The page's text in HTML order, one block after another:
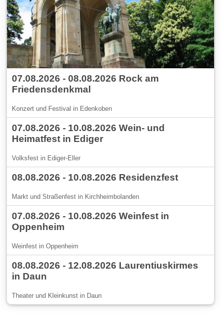
07.08.2026 - 08.08.2026 Rock am
Friedensdenkmal
Konzert und Festival in Edenkoben
07.08.2026 - 10.08.2026 Wein- und
Heimatfest in Ediger
Volksfest in Ediger-Eller
08.08.2026 - 10.08.2026 Residenzfest
Markt und Straßenfest in Kirchheimbolanden
07.08.2026 - 10.08.2026 Weinfest in
Oppenheim
Weinfest in Oppenheim
08.08.2026 - 12.08.2026 Laurentiuskirmes
in Daun
Theater und Kleinkunst in Daun